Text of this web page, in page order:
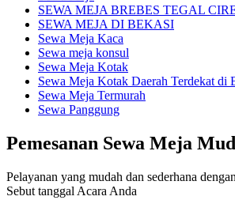
SEWA MEJA BREBES TEGAL
SEWA MEJA DI BEKASI
Sewa Meja Kaca
Sewa meja konsul
Sewa Meja Kotak
Sewa Meja Kotak Daerah Terdekat di
Sewa Meja Termurah
Sewa Panggung
Pemesanan Sewa Meja
Pelayanan yang mudah dan sederhana
Sebut tanggal Acara Anda